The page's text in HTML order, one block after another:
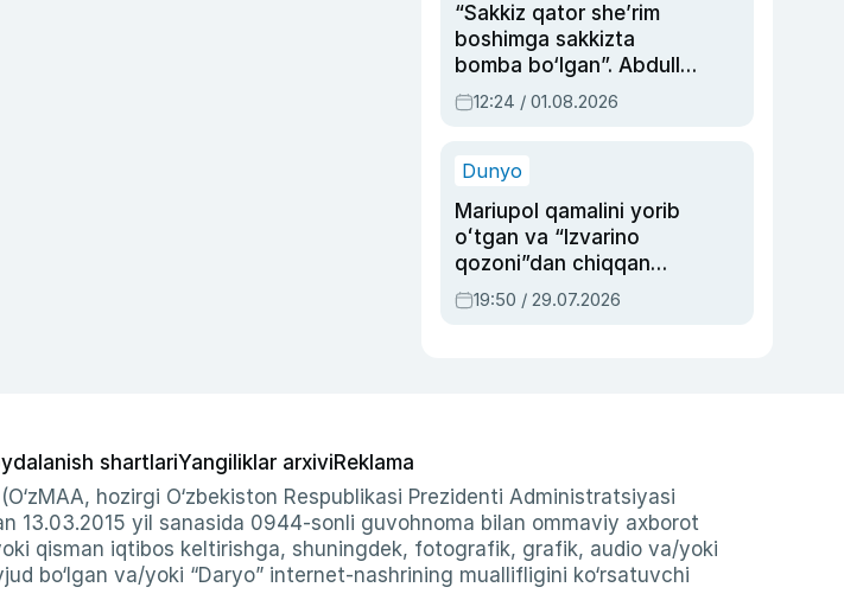
“Sakkiz qator she’rim
boshimga sakkizta
bomba bo‘lgan”. Abdulla
Oripovni siyosiy
ayblovlardan asrab
12:24 / 01.08.2026
Dunyo
Mariupol qamalini yorib
oʻtgan va “Izvarino
qozoni”dan chiqqan
qahramon — Ukraina
armiyasi bosh
19:50 / 29.07.2026
shartlariYangiliklar arxiviReklama
hozirgi O‘zbekiston Respublikasi Prezidenti Administratsiyasi
yil sanasida 0944-sonli guvohnoma bilan ommaviy axborot
qisman iqtibos keltirishga, shuningdek, fotografik, grafik, audio va/yoki
bo‘lgan va/yoki “Daryo” internet-nashrining muallifligini ko‘rsatuvchi